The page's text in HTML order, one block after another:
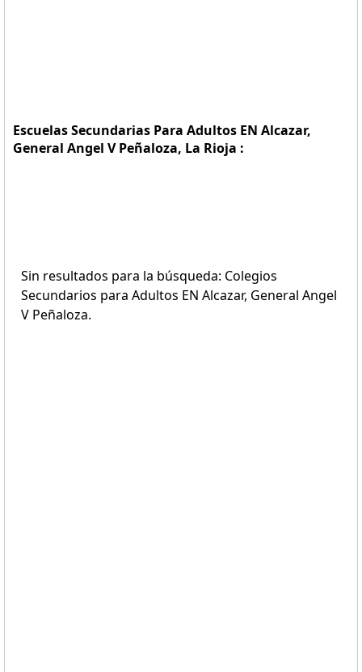
Escuelas Secundarias Para Adultos EN Alcazar,
General Angel V Peñaloza, La Rioja :
Sin resultados para la búsqueda: Colegios
Secundarios para Adultos EN Alcazar, General Angel
V Peñaloza.